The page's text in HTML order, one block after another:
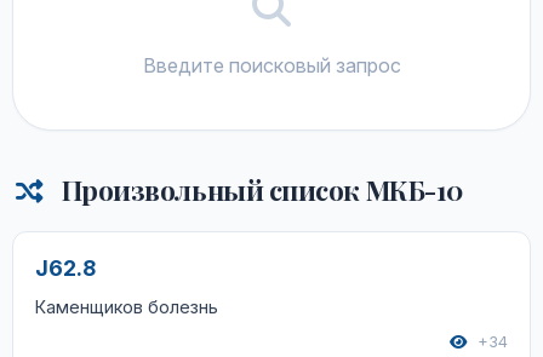
Введите поисковый запрос
Произвольный список МКБ-10
J62.8
Каменщиков болезнь
+34